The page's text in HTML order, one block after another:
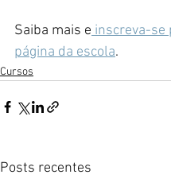
Saiba mais e inscreva-se
página da escola.
Cursos
Posts recentes